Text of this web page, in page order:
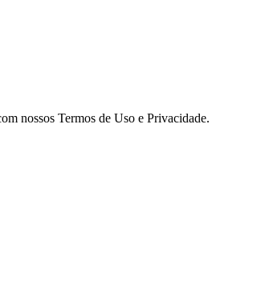
nossos Termos de Uso e Privacidade.